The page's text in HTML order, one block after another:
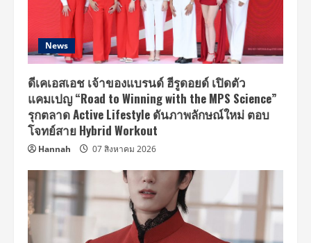
News
ดีเคเอสเอช เจ้าของแบรนด์ ฮีรูดอยด์ เปิดตัว
แคมเปญ “Road to Winning with the MPS Science”
รุกตลาด Active Lifestyle ดันภาพลักษณ์ใหม่ ตอบ
โจทย์สาย Hybrid Workout
Hannah 07 สิงหาคม 2026